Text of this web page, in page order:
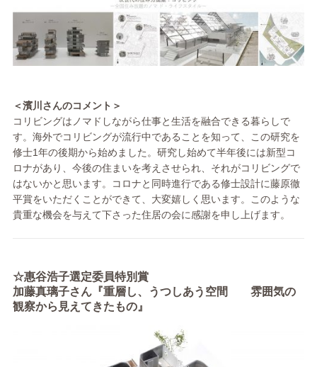
＜濱川さんのコメント＞
コリビングはノマドしながら仕事と⽣活を融合できる暮らしで
す。海外でコリビングが流行中であることを知って、この研究を
修士1年の後期から始めました。研究し始めて半年後には新型コ
ロナがあり、今後の住まいを考えさせられ、それがコリビングで
はないかと思います。コロナと同時進行である修士設計に藤原徹
平賞をいただくことができて、大変嬉しく思います。このような
貴重な機会を与えて下さった住居の会に感謝を申し上げます。
☆惠谷浩子選定委員特別賞
加藤真璃子さん『重層し、うつしあう空間 雰囲気の
観察から見えてきたもの』